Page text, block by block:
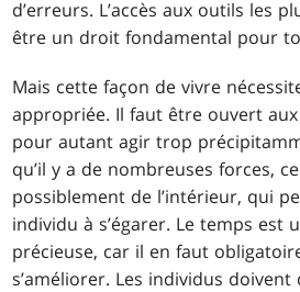
d’erreurs. L’accès aux outils les
être un droit fondamental pour
Mais cette façon de vivre
appropriée. Il faut être ouvert
pour autant agir trop
qu’il y a de nombreuses forces,
possiblement de l’intérieur, qui
individu à s’égarer. Le temps est
précieuse, car il en faut
s’améliorer. Les individus